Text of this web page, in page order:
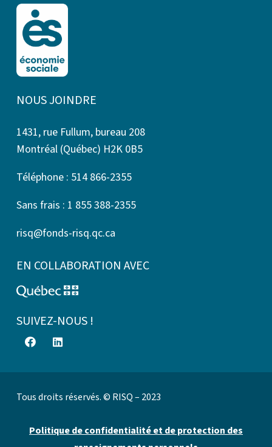
NOUS JOINDRE
1431, rue Fullum, bureau 208
Montréal (Québec) H2K 0B5
Téléphone : 514 866-2355
Sans frais : 1 855 388-2355
risq@fonds-risq.qc.ca
EN COLLABORATION AVEC
SUIVEZ-NOUS !
Tous droits réservés. © RISQ – 2023
Politique de confidentialité et de protection des